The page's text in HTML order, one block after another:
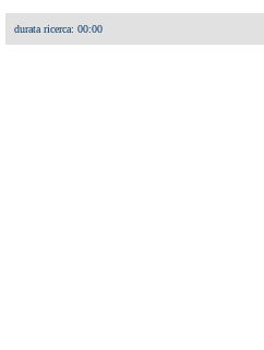
durata ricerca: 00:00